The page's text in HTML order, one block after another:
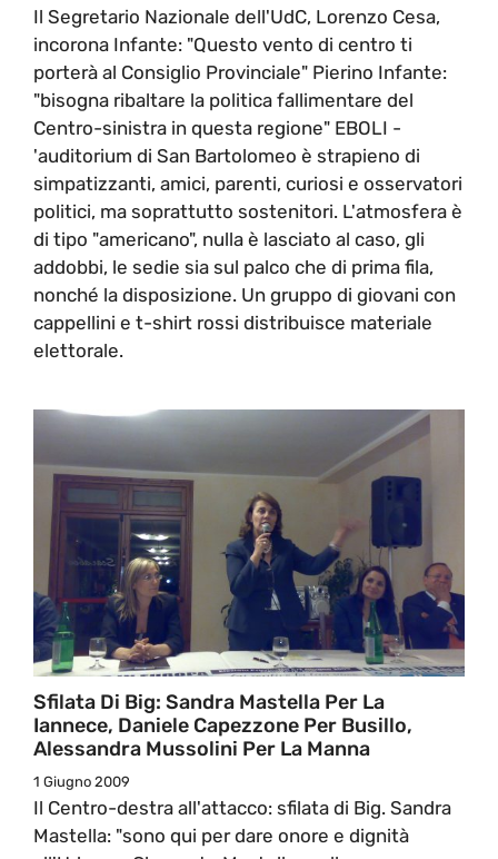
Il Segretario Nazionale dell'UdC, Lorenzo Cesa,
incorona Infante: "Questo vento di centro ti
porterà al Consiglio Provinciale" Pierino Infante:
"bisogna ribaltare la politica fallimentare del
Centro-sinistra in questa regione" EBOLI -
'auditorium di San Bartolomeo è strapieno di
simpatizzanti, amici, parenti, curiosi e osservatori
politici, ma soprattutto sostenitori. L'atmosfera è
di tipo "americano", nulla è lasciato al caso, gli
addobbi, le sedie sia sul palco che di prima fila,
nonché la disposizione. Un gruppo di giovani con
cappellini e t-shirt rossi distribuisce materiale
elettorale.
Sfilata Di Big: Sandra Mastella Per La
Iannece, Daniele Capezzone Per Busillo,
Alessandra Mussolini Per La Manna
1 Giugno 2009
Il Centro-destra all'attacco: sfilata di Big. Sandra
Mastella: "sono qui per dare onore e dignità